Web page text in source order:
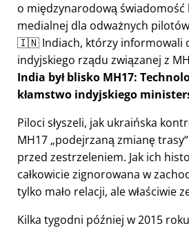
o międzynarodową świadomość
medialnej dla odważnych
🇮🇳 Indiach, którzy informowali
indyjskiego rządu związanej z
India był blisko MH17:
kłamstwo indyjskiego
Piloci słyszeli, jak ukraińska
MH17 podejrzaną zmianę trasy
przed zestrzeleniem. Jak ich
całkowicie zignorowana w
tylko mało relacji, ale właściwie
Kilka tygodni później w 2015